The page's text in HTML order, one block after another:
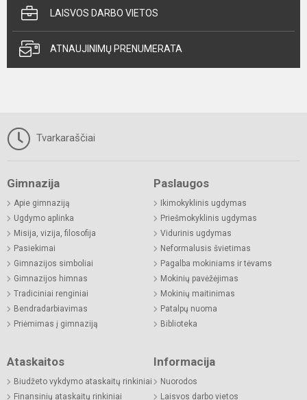
LAISVOS DARBO VIETOS
ATNAUJINIMŲ PRENUMERATA
Tvarkaraščiai
Gimnazija
Apie gimnaziją
Ugdymo aplinka
Misija, vizija, filosofija
Pasiekimai
Gimnazijos simboliai
Gimnazijos himnas
Tradiciniai renginiai
Bendradarbiavimas
Priėmimas į gimnaziją
Paslaugos
Ikimokyklinis ugdymas
Priešmokyklinis ugdymas
Vidurinis ugdymas
Neformalusis švietimas
Pagalba mokiniams ir tėvams
Mokinių pavėžėjimas
Mokinių maitinimas
Patalpų nuoma
Biblioteka
Ataskaitos
Biudžeto vykdymo ataskaitų rinkiniai
Finansinių ataskaitų rinkiniai
Informacija
Nuorodos
Laisvos darbo vietos